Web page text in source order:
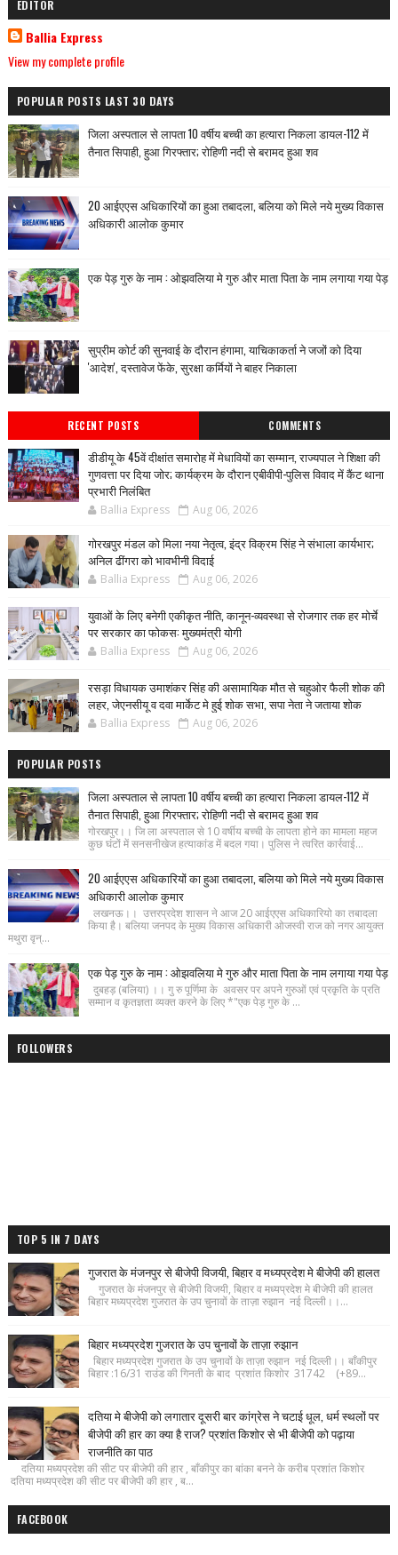
EDITOR
Ballia Express
View my complete profile
POPULAR POSTS LAST 30 DAYS
जिला अस्पताल से लापता 10 वर्षीय बच्ची का हत्यारा निकला डायल-112 में
तैनात सिपाही, हुआ गिरफ्तार; रोहिणी नदी से बरामद हुआ शव
20 आईएएस अधिकारियों का हुआ तबादला, बलिया को मिले नये मुख्य विकास
अधिकारी आलोक कुमार
एक पेड़ गुरु के नाम : ओझवलिया मे गुरु और माता पिता के नाम लगाया गया पेड़
सुप्रीम कोर्ट की सुनवाई के दौरान हंगामा, याचिकाकर्ता ने जजों को दिया
'आदेश', दस्तावेज फेंके, सुरक्षा कर्मियों ने बाहर निकाला
RECENT POSTS COMMENTS
डीडीयू के 45वें दीक्षांत समारोह में मेधावियों का सम्मान, राज्यपाल ने शिक्षा की
गुणवत्ता पर दिया जोर; कार्यक्रम के दौरान एबीवीपी-पुलिस विवाद में कैंट थाना
प्रभारी निलंबित
Ballia Express Aug 06, 2026
गोरखपुर मंडल को मिला नया नेतृत्व, इंद्र विक्रम सिंह ने संभाला कार्यभार;
अनिल ढींगरा को भावभीनी विदाई
Ballia Express Aug 06, 2026
युवाओं के लिए बनेगी एकीकृत नीति, कानून-व्यवस्था से रोजगार तक हर मोर्चे
पर सरकार का फोकस: मुख्यमंत्री योगी
Ballia Express Aug 06, 2026
रसड़ा विधायक उमाशंकर सिंह की असामायिक मौत से चहुओर फैली शोक की
लहर, जेएनसीयू व दवा मार्केट मे हुई शोक सभा, सपा नेता ने जताया शोक
Ballia Express Aug 06, 2026
POPULAR POSTS
जिला अस्पताल से लापता 10 वर्षीय बच्ची का हत्यारा निकला डायल-112 में
तैनात सिपाही, हुआ गिरफ्तार; रोहिणी नदी से बरामद हुआ शव
गोरखपुर।। जि ला अस्पताल से 10 वर्षीय बच्ची के लापता होने का मामला महज
कुछ घंटों में सनसनीखेज हत्याकांड में बदल गया। पुलिस ने त्वरित कार्रवाई...
20 आईएएस अधिकारियों का हुआ तबादला, बलिया को मिले नये मुख्य विकास
अधिकारी आलोक कुमार
लखनऊ।। उत्तरप्रदेश शासन ने आज 20 आईएएस अधिकारियो का तबादला
किया है। बलिया जनपद के मुख्य विकास अधिकारी ओजस्वी राज को नगर आयुक्त
मथुरा वृन्...
एक पेड़ गुरु के नाम : ओझवलिया मे गुरु और माता पिता के नाम लगाया गया पेड़
दुबहड़ (बलिया) ।। गु रु पूर्णिमा के अवसर पर अपने गुरुओं एवं प्रकृति के प्रति
सम्मान व कृतज्ञता व्यक्त करने के लिए *"एक पेड़ गुरु के ...
FOLLOWERS
TOP 5 IN 7 DAYS
गुजरात के मंजनपुर से बीजेपी विजयी, बिहार व मध्यप्रदेश मे बीजेपी की हालत
गुजरात के मंजनपुर से बीजेपी विजयी, बिहार व मध्यप्रदेश मे बीजेपी की हालत
बिहार मध्यप्रदेश गुजरात के उप चुनावों के ताज़ा रुझान नई दिल्ली।।...
बिहार मध्यप्रदेश गुजरात के उप चुनावों के ताज़ा रुझान
बिहार मध्यप्रदेश गुजरात के उप चुनावों के ताज़ा रुझान नई दिल्ली।। बाँकीपुर
बिहार :16/31 राउंड की गिनती के बाद प्रशांत किशोर 31742 (+89...
दतिया मे बीजेपी को लगातार दूसरी बार कांग्रेस ने चटाई धूल, धर्म स्थलों पर
बीजेपी की हार का क्या है राज? प्रशांत किशोर से भी बीजेपी को पढ़ाया
राजनीति का पाठ
दतिया मध्यप्रदेश की सीट पर बीजेपी की हार , बाँकीपुर का बांका बनने के करीब प्रशांत किशोर
दतिया मध्यप्रदेश की सीट पर बीजेपी की हार , ब...
FACEBOOK